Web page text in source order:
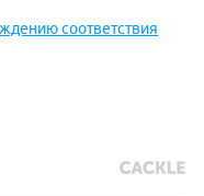
соответствия